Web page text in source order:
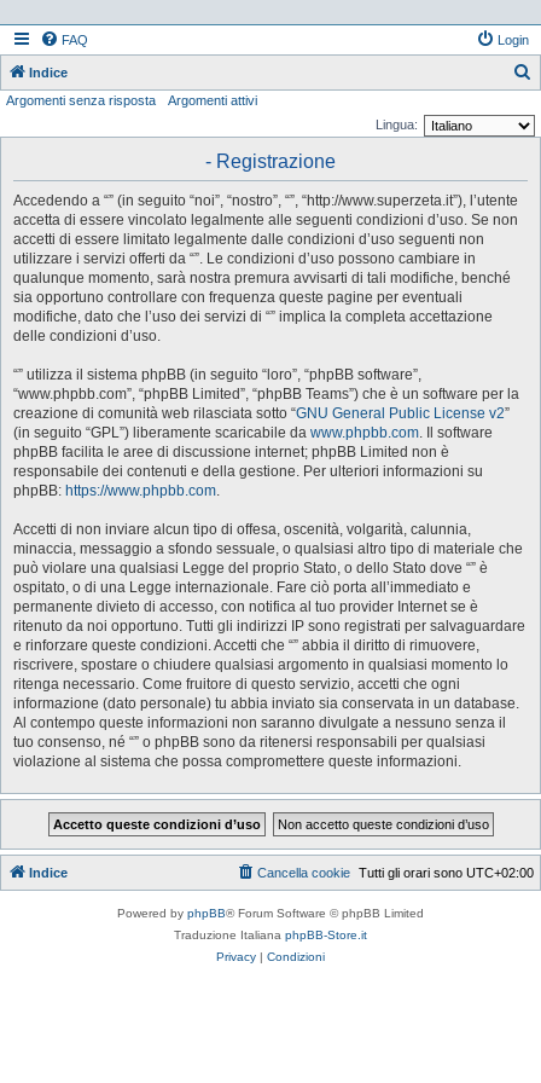
FAQ Login
Indice
Argomenti senza risposta
Argomenti attivi
Lingua:
- Registrazione
Accedendo a “” (in seguito “noi”, “nostro”, “”, “http://www.superzeta.it”), l’utente
accetta di essere vincolato legalmente alle seguenti condizioni d’uso. Se non
accetti di essere limitato legalmente dalle condizioni d’uso seguenti non
utilizzare i servizi offerti da “”. Le condizioni d’uso possono cambiare in
qualunque momento, sarà nostra premura avvisarti di tali modifiche, benché
sia opportuno controllare con frequenza queste pagine per eventuali
modifiche, dato che l’uso dei servizi di “” implica la completa accettazione
delle condizioni d’uso.
“” utilizza il sistema phpBB (in seguito “loro”, “phpBB software”,
“www.phpbb.com”, “phpBB Limited”, “phpBB Teams”) che è un software per la
creazione di comunità web rilasciata sotto “GNU General Public License v2”
(in seguito “GPL”) liberamente scaricabile da www.phpbb.com. Il software
phpBB facilita le aree di discussione internet; phpBB Limited non è
responsabile dei contenuti e della gestione. Per ulteriori informazioni su
phpBB: https://www.phpbb.com.
Accetti di non inviare alcun tipo di offesa, oscenità, volgarità, calunnia,
minaccia, messaggio a sfondo sessuale, o qualsiasi altro tipo di materiale che
può violare una qualsiasi Legge del proprio Stato, o dello Stato dove “” è
ospitato, o di una Legge internazionale. Fare ciò porta all’immediato e
permanente divieto di accesso, con notifica al tuo provider Internet se è
ritenuto da noi opportuno. Tutti gli indirizzi IP sono registrati per salvaguardare
e rinforzare queste condizioni. Accetti che “” abbia il diritto di rimuovere,
riscrivere, spostare o chiudere qualsiasi argomento in qualsiasi momento lo
ritenga necessario. Come fruitore di questo servizio, accetti che ogni
informazione (dato personale) tu abbia inviato sia conservata in un database.
Al contempo queste informazioni non saranno divulgate a nessuno senza il
tuo consenso, né “” o phpBB sono da ritenersi responsabili per qualsiasi
violazione al sistema che possa compromettere queste informazioni.
Indice Tutti gli orari sono UTC+02:00
Cancella cookie
Powered by phpBB® Forum Software © phpBB Limited
Traduzione Italiana phpBB-Store.it
Privacy | Condizioni